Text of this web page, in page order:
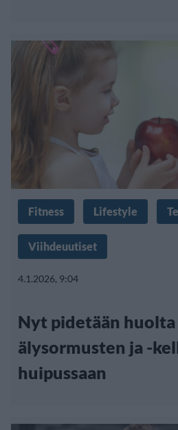
Fitness Lifestyle
Viihdeuutiset
4.1.2026, 9:04
Nyt pidetään huolta
älysormusten ja -
huipussaan